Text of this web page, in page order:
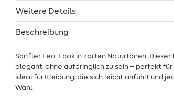
Weitere Details
Beschreibung
Sanfter Leo-Look in zarten Naturtönen:
elegant, ohne aufdringlich zu sein – perfekt
ideal für Kleidung, die sich leicht anfühlt und
Wahl.